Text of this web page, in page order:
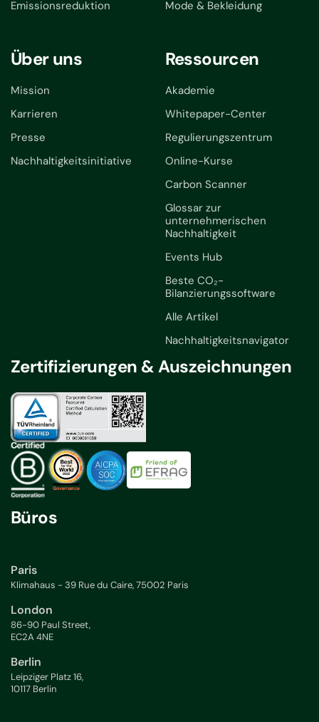
Emissionsreduktion
Mode & Bekleidung
Über uns
Mission
Karrieren
Presse
Nachhaltigkeitsinitiative
Ressourcen
Akademie
Whitepaper-Center
Regulierungszentrum
Online-Kurse
Carbon Scanner
Glossar zur
unternehmerischen
Nachhaltigkeit
Events Hub
Beste CO₂-
Bilanzierungssoftware
Alle Artikel
Nachhaltigkeitsnavigator
Zertifizierungen & Auszeichnungen
Büros
Paris
Klimahaus - 39 Rue du Caire, 75002 Paris
London
86-90 Paul Street,
EC2A 4NE
Berlin
Leipziger Platz 16,
10117 Berlin